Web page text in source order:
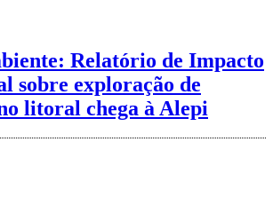
Relatório de Impacto
sobre exploração de
litoral chega à Alepi